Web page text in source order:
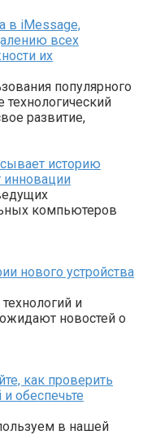
в iMessage,
всех
их
популярного
развитие,
историю
компьютеров
нового устройства
и
новостей о
как проверить
обеспечьте
в нашей